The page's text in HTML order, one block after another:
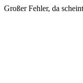
Großer Fehler, da